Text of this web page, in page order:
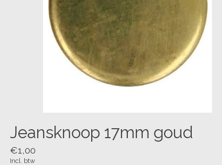
Jeansknoop 17mm goud
€1,00
Incl. btw